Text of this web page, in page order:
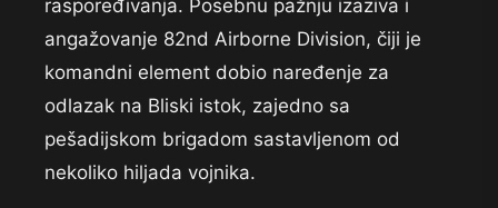
raspoređivanja. Posebnu pažnju izaziva i
angažovanje 82nd Airborne Division, čiji je
komandni element dobio naređenje za
odlazak na Bliski istok, zajedno sa
pešadijskom brigadom sastavljenom od
nekoliko hiljada vojnika.